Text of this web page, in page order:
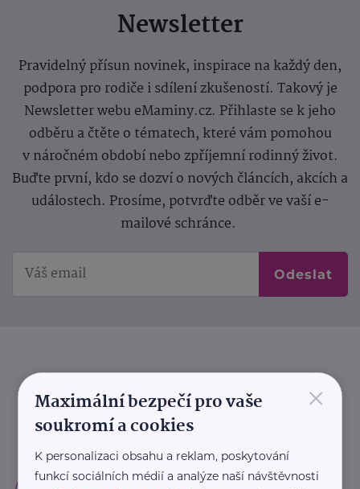
Newsletter
Pravidelný přísun novinek, inspirace na každý den,
podpora pro rodiče i sdílení zkušeností. Takový je
Newsletter webu eMaminy.cz. Přihlaste se k jeho
odběru a čtěte o tématech, které vám pomohou
v náročném období nebo zpříjemní rodinný život.
Buďte první, kdo se dozví o nových článcích, akcích a
událostech. Prosíme, potvrďte odběr ve vaší e-
mailové schránce.
Odeslat
×
Maximální bezpečí pro vaše
soukromí a cookies
K personalizaci obsahu a reklam, poskytování
funkcí sociálních médií a analýze naší návštěvnosti